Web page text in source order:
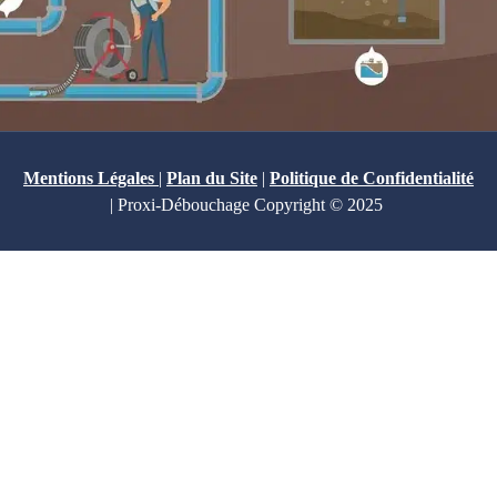
Mentions Légales | Plan du Site | Politique de Confidentialité
| Proxi-Débouchage Copyright © 2025